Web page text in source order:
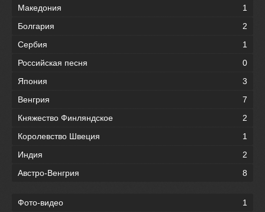
Македония
1
Болгария
2
Сербия
1
Российская песня
0
Япония
3
Венгрия
7
Княжество Финляндское
2
Королевство Швеция
1
Индия
2
Австро-Венгрия
8
Фото-видео
1